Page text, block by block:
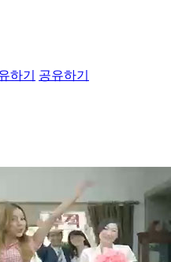
하기
공유하기